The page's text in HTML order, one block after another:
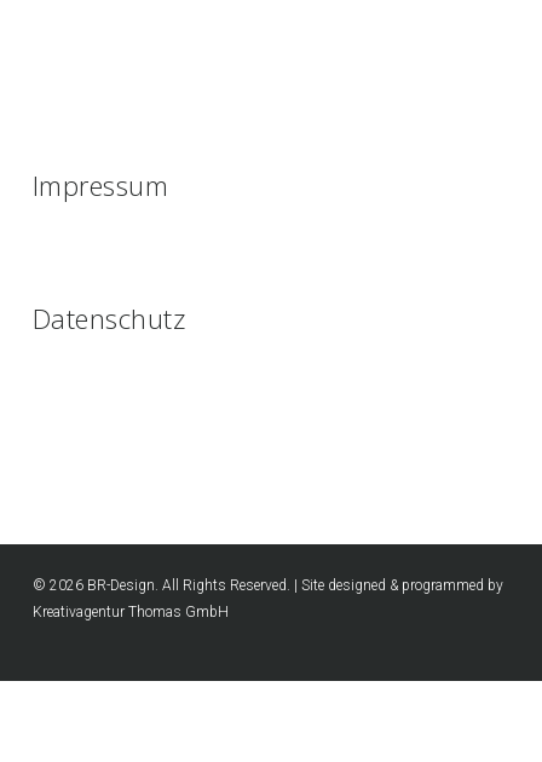
Impressum
Datenschutz
© 2026 BR-Design. All Rights Reserved. | Site designed & programmed by
Kreativagentur Thomas GmbH